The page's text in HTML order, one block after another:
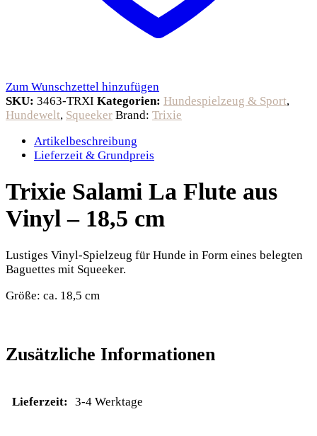
Zum Wunschzettel hinzufügen
SKU: 3463-TRXI Kategorien: Hundespielzeug & Sport,
Hundewelt, Squeeker Brand: Trixie
Artikelbeschreibung
Lieferzeit & Grundpreis
Trixie Salami La Flute aus
Vinyl – 18,5 cm
Lustiges Vinyl-Spielzeug für Hunde in Form eines belegten
Baguettes mit Squeeker.
Größe: ca. 18,5 cm
Zusätzliche Informationen
Lieferzeit: 3-4 Werktage